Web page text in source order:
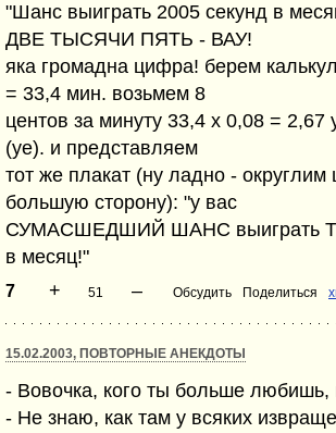
"Шанс выиграть 2005 секунд в
ДВЕ ТЫСЯЧИ ПЯТЬ - ВАУ!
яка громадна цифра! берем
= 33,4 мин. возьмем 8
центов за минуту 33,4 х 0,08 = 2,67
(уе). и представляем
тот же плакат (ну ладно - округлим
большую сторону): "у вас
СУМАСШЕДШИЙ ШАНС выиграть
в месяц!"
7 + 51 – Обсудить Поделиться
15.02.2003, ПОВТОРНЫЕ АНЕКДОТЫ
- Вовочка, кого ты больше
- Не знаю, как там у всяких